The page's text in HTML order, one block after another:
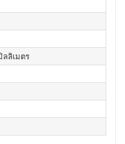
ลลิเมตร